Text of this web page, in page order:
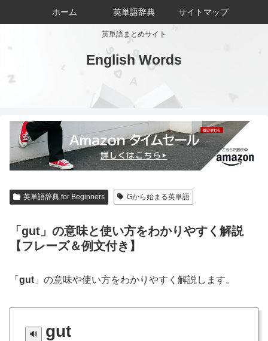
英単語まとめサイト
English Words
ホーム 英単語辞典 サイトマップ
英単語辞典 for Beginners Gから始まる英単語
「gut」の意味と使い方をわかりやすく解説
【フレーズ＆例文付き】
「 gut 」の意味や使い方をわかりやすく解説します。
gut